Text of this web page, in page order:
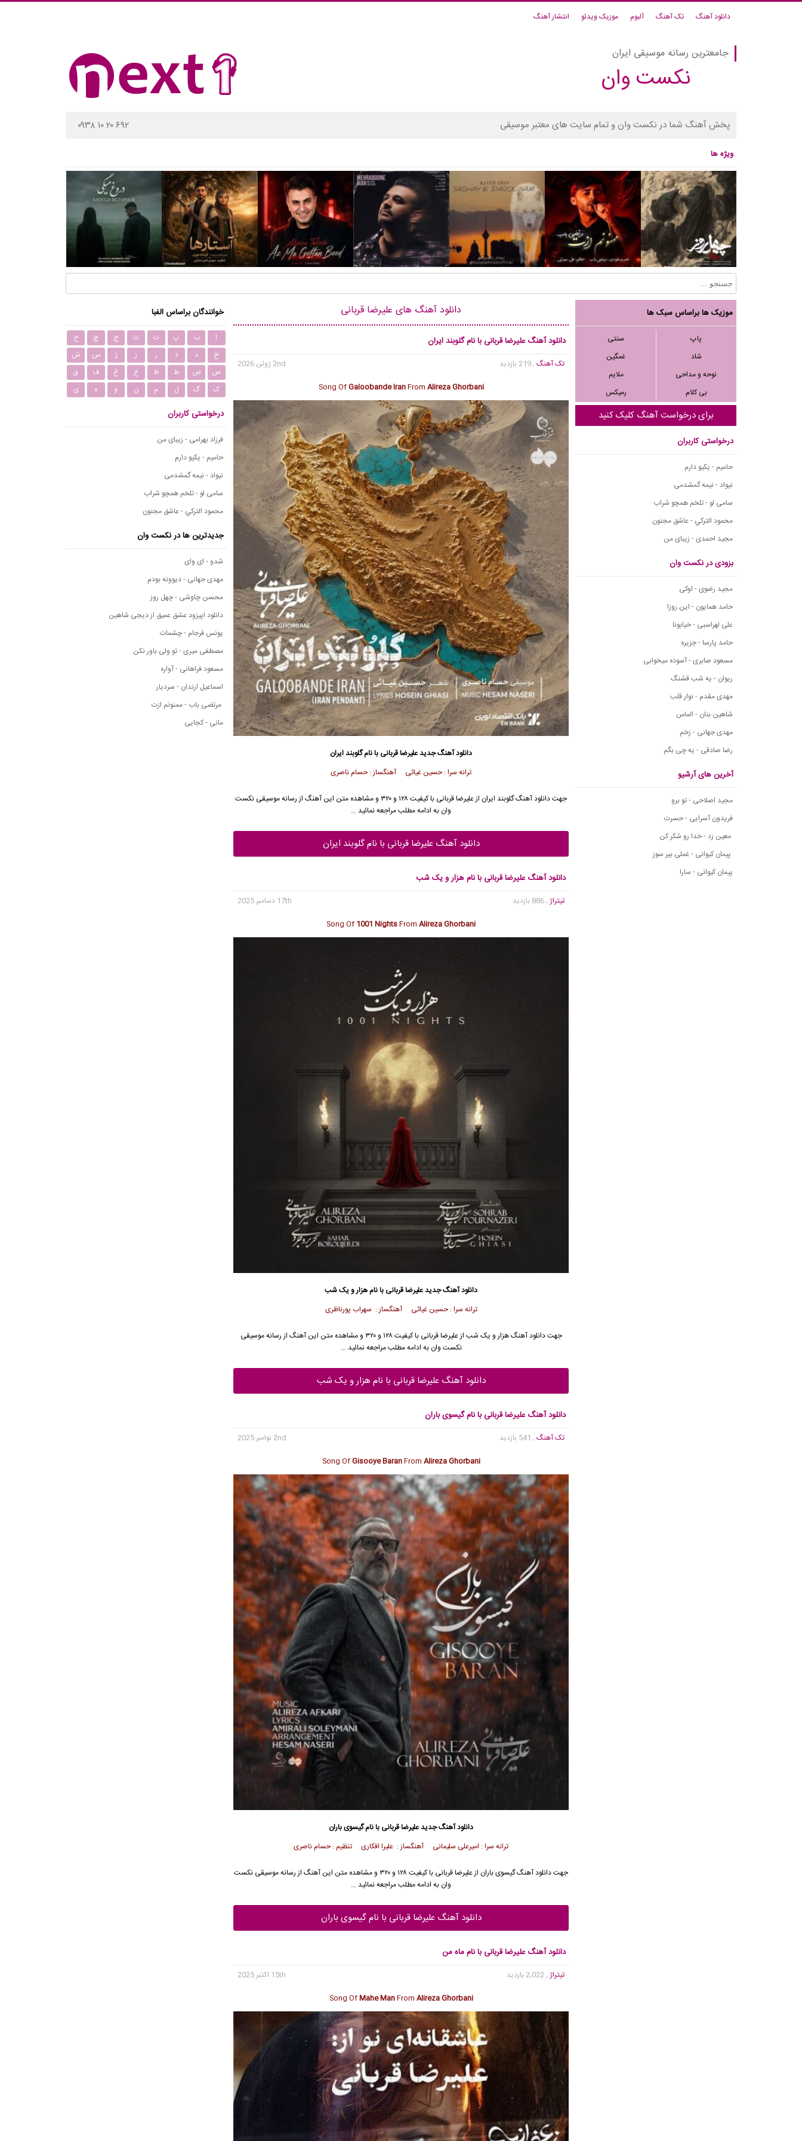
دانلود آهنگ تک آهنگ آلبوم موزیک ویدئو انتشار آهنگ
جامعترین رسانه موسیقی ایران
نکست وان
پخش آهنگ شما در نکست وان و تمام سایت های معتبر موسیقی ۰۹۳۸ ۱۰ ۲۰ ۶۹۲
ویژه ها
موزیک ها براساس سبک ها
پاپ
سنتی
شاد
غمگین
نوحه و مداحی
ملایم
بی کلام
رمیکس
برای درخواست آهنگ کلیک کنید
درخواستی کاربران
حامیم - یکیو دارم
نیواد - نیمه گمشدمی
سامی لو - تلخم همچو شراب
محمود التركي - عاشق مجنون
مجید احمدی - زیبای من
بزودی در نکست وان
مجید رضوی - اوکی
حامد همایون - این روزا
علی لهراسبی - خیابونا
حامد پارسا - جزیره
مسعود صابری - آسوده میخوابی
ریوان - یه شب قشنگ
مهدی مقدم - نوار قلب
شاهین بنان - الماس
مهدی جهانی - زخم
رضا صادقی - یه چی بگم
آخرین های آرشیو
مجید اصلاحی - تو برو
فریدون آسرایی - حسرت
معین زد - خدا رو شکر کن
پیمان کیوانی - غملی بیر سوز
پیمان کیوانی - سارا
دانلود آهنگ های علیرضا قربانی
دانلود آهنگ علیرضا قربانی با نام گلوبند ایران
تک آهنگ, 219 بازدید
2nd ژوئن 2026
Song OfGaloobande IranFrom Alireza Ghorbani
دانلود آهنگ جدیدعلیرضا قربانی با نام گلوبند ایران
ترانه سرا : حسین غیاثی آهنگساز : حسام ناصری
جهت دانلود آهنگ گلوبند ایران از علیرضا قربانی با کیفیت ۱۲۸ و ۳۲۰ و مشاهده متن این آهنگ از رسانه موسیقی نکست
وان به ادامه مطلب مراجعه نمائید …
دانلود آهنگ علیرضا قربانی با نام گلوبند ایران
دانلود آهنگ علیرضا قربانی با نام هزار و یک شب
تیتراژ , 886 بازدید
17th دسامبر 2025
Song Of 1001 NightsFromAlireza Ghorbani
دانلود آهنگ جدیدعلیرضا قربانی با نام هزار و یک شب
ترانه سرا : حسین غیاثی آهنگساز : سهراب پورناظری
جهت دانلود آهنگ هزار و یک شب از علیرضا قربانی با کیفیت ۱۲۸ و ۳۲۰ و مشاهده متن این آهنگ از رسانه موسیقی
نکست وان به ادامه مطلب مراجعه نمائید …
دانلود آهنگ علیرضا قربانی با نام هزار و یک شب
دانلود آهنگ علیرضا قربانی با نام گیسوی باران
تک آهنگ, 541 بازدید
2nd نوامبر 2025
Song OfGisooye BaranFrom Alireza Ghorbani
دانلود آهنگ جدیدعلیرضا قربانی با نام گیسوی باران
ترانه سرا : امیرعلی سلیمانی آهنگساز : علیرا افکاری تنظیم : حسام ناصری
جهت دانلود آهنگ گیسوی باران از علیرضا قربانی با کیفیت ۱۲۸ و ۳۲۰ و مشاهده متن این آهنگ از رسانه موسیقی نکست
وان به ادامه مطلب مراجعه نمائید …
دانلود آهنگ علیرضا قربانی با نام گیسوی باران
دانلود آهنگ علیرضا قربانی با نام ماه من
تیتراژ , 2,022 بازدید
15th اکتبر 2025
Song OfMahe ManFrom Alireza Ghorbani
خوانندگان براساس الفبا
ا ب پ ت ث ج چ
ح
خ
د ذ ر ز ژ س
ش
ص
ض ط ظ ع غ ف
ق
ک
گ ل م ن و ه ی
درخواستی کاربران
فرزاد بهرامی - زیبای من
حامیم - یکیو دارم
نیواد - نیمه گمشدمی
سامی لو - تلخم همچو شراب
محمود التركي - عاشق مجنون
جدیدترین ها در نکست وان
شدو - ای وای
مهدی جهانی - دیوونه بودم
محسن چاوشی - چهل روز
دانلود اپیزود عشق عمیق از دیجی شاهین
یونس فرجام - چشمات
مصطفی میری - تو ولی باور نکن
مسعود فراهانی - آواره
اسماعیل ارندان - سردیار
مرتضی باب - ممنونم ازت
مانی - کجایی